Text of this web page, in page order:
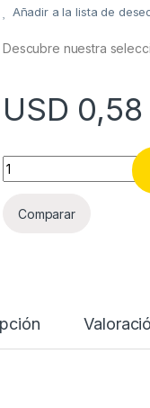
Añadir a la lista de
Descubre nuestra
USD 0,58
ADAPTADOR SPICA A
Comparar